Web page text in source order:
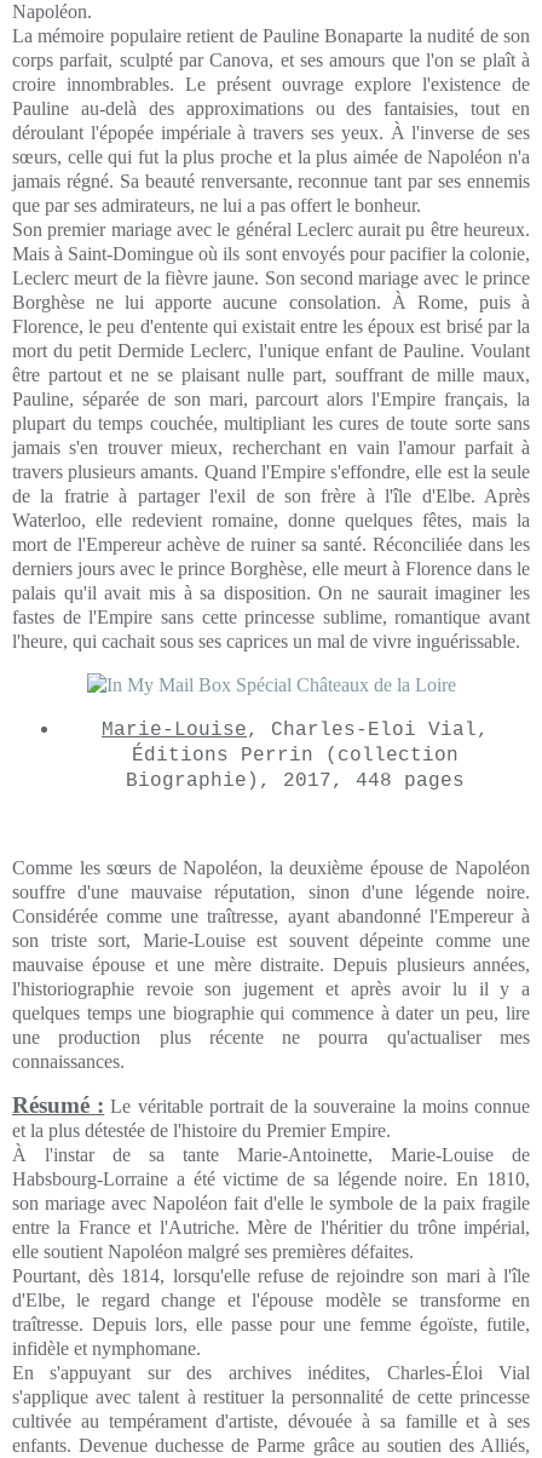
Napoléon.
La mémoire populaire retient de Pauline Bonaparte la nudité de son
corps parfait, sculpté par Canova, et ses amours que l'on se plaît à
croire innombrables. Le présent ouvrage explore l'existence de
Pauline au-delà des approximations ou des fantaisies, tout en
déroulant l'épopée impériale à travers ses yeux. À l'inverse de ses
sœurs, celle qui fut la plus proche et la plus aimée de Napoléon n'a
jamais régné. Sa beauté renversante, reconnue tant par ses ennemis
que par ses admirateurs, ne lui a pas offert le bonheur.
Son premier mariage avec le général Leclerc aurait pu être heureux.
Mais à Saint-Domingue où ils sont envoyés pour pacifier la colonie,
Leclerc meurt de la fièvre jaune. Son second mariage avec le prince
Borghèse ne lui apporte aucune consolation. À Rome, puis à
Florence, le peu d'entente qui existait entre les époux est brisé par la
mort du petit Dermide Leclerc, l'unique enfant de Pauline. Voulant
être partout et ne se plaisant nulle part, souffrant de mille maux,
Pauline, séparée de son mari, parcourt alors l'Empire français, la
plupart du temps couchée, multipliant les cures de toute sorte sans
jamais s'en trouver mieux, recherchant en vain l'amour parfait à
travers plusieurs amants. Quand l'Empire s'effondre, elle est la seule
de la fratrie à partager l'exil de son frère à l'île d'Elbe. Après
Waterloo, elle redevient romaine, donne quelques fêtes, mais la
mort de l'Empereur achève de ruiner sa santé. Réconciliée dans les
derniers jours avec le prince Borghèse, elle meurt à Florence dans le
palais qu'il avait mis à sa disposition. On ne saurait imaginer les
fastes de l'Empire sans cette princesse sublime, romantique avant
l'heure, qui cachait sous ses caprices un mal de vivre inguérissable.
Marie-Louise, Charles-Eloi Vial,
Éditions Perrin (collection
Biographie), 2017, 448 pages
Comme les sœurs de Napoléon, la deuxième épouse de Napoléon
souffre d'une mauvaise réputation, sinon d'une légende noire.
Considérée comme une traîtresse, ayant abandonné l'Empereur à
son triste sort, Marie-Louise est souvent dépeinte comme une
mauvaise épouse et une mère distraite. Depuis plusieurs années,
l'historiographie revoie son jugement et après avoir lu il y a
quelques temps une biographie qui commence à dater un peu, lire
une production plus récente ne pourra qu'actualiser mes
connaissances.
Résumé : Le véritable portrait de la souveraine la moins connue
et la plus détestée de l'histoire du Premier Empire.
À l'instar de sa tante Marie-Antoinette, Marie-Louise de
Habsbourg-Lorraine a été victime de sa légende noire. En 1810,
son mariage avec Napoléon fait d'elle le symbole de la paix fragile
entre la France et l'Autriche. Mère de l'héritier du trône impérial,
elle soutient Napoléon malgré ses premières défaites.
Pourtant, dès 1814, lorsqu'elle refuse de rejoindre son mari à l'île
d'Elbe, le regard change et l'épouse modèle se transforme en
traîtresse. Depuis lors, elle passe pour une femme égoïste, futile,
infidèle et nymphomane.
En s'appuyant sur des archives inédites, Charles-Éloi Vial
s'applique avec talent à restituer la personnalité de cette princesse
cultivée au tempérament d'artiste, dévouée à sa famille et à ses
enfants. Devenue duchesse de Parme grâce au soutien des Alliés,